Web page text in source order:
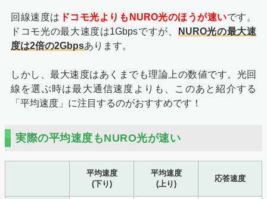
回線速度は ドコモ光よりもNURO光のほうが速いです。
ドコモ光の最大速度は1Gbpsですが、
NURO光の最大速
度は2倍の2Gbpsあります。
しかし、最大速度はあくまでも理論上の数値です。光回
線を選ぶ時は最大通信速度よりも、このあと紹介する
「平均速度」に注目するのがおすすめです！
実際の平均速度もNURO光が速い
平均速度
(下り)
平均速度
(上り)
応答速度